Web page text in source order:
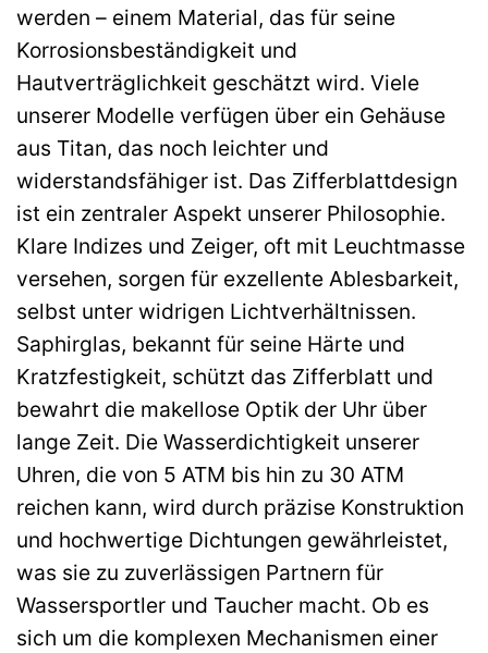
werden – einem Material, das für seine
Korrosionsbeständigkeit und
Hautverträglichkeit geschätzt wird. Viele
unserer Modelle verfügen über ein Gehäuse
aus Titan, das noch leichter und
widerstandsfähiger ist. Das Zifferblattdesign
ist ein zentraler Aspekt unserer Philosophie.
Klare Indizes und Zeiger, oft mit Leuchtmasse
versehen, sorgen für exzellente Ablesbarkeit,
selbst unter widrigen Lichtverhältnissen.
Saphirglas, bekannt für seine Härte und
Kratzfestigkeit, schützt das Zifferblatt und
bewahrt die makellose Optik der Uhr über
lange Zeit. Die Wasserdichtigkeit unserer
Uhren, die von 5 ATM bis hin zu 30 ATM
reichen kann, wird durch präzise Konstruktion
und hochwertige Dichtungen gewährleistet,
was sie zu zuverlässigen Partnern für
Wassersportler und Taucher macht. Ob es
sich um die komplexen Mechanismen einer